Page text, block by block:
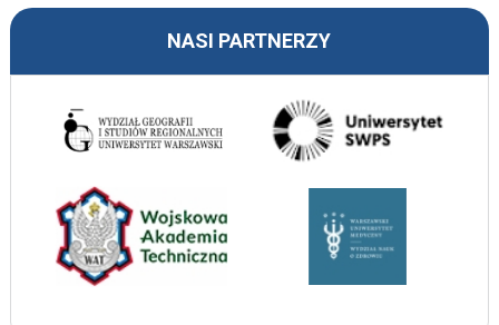
NASI PARTNERZY